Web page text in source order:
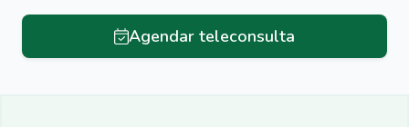
Agendar teleconsulta